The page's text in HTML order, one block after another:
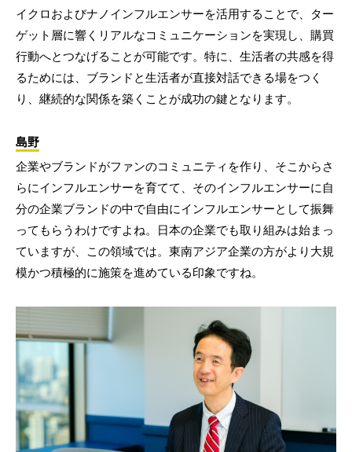
イクロおよびナノインフルエンサーを活用することで、ター
ゲット層に響くリアルなコミュニケーションを実現し、購買
行動へとつなげることが可能です。特に、生活者の共感を得
るためには、ブランドと生活者が直接対話できる場をつく
り、継続的な関係を築くことが成功の鍵となります。
島野
企業やブランドがファンのコミュニティを作り、そこからさ
らにインフルエンサーを育てて、そのインフルエンサーに自
分の企業ブランドの中で自由にインフルエンサーとして振舞
ってもらうわけですよね。日本の企業でも取り組みは始まっ
ていますが、この領域では。東南アジア企業の方がより大規
模かつ積極的に施策を進めている印象ですね。